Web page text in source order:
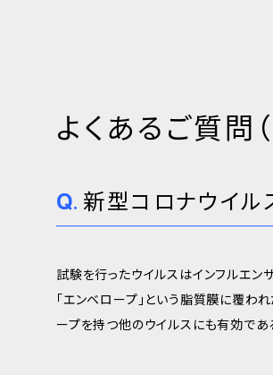
よくあるご質問
新型コロナウイル
試験を行ったウイルスはインフルエン
「エンベロープ」という脂質膜に覆わ
ープを持つ他のウイルスにも有効であ